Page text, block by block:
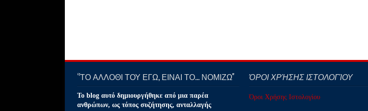
‘’ΤΟ ΑΛΛΟΘΙ ΤΟΥ ΕΓΩ, ΕΙΝΑΙ ΤΟ… ΝΟΜΙΖΩ''
Το blog αυτό δημιουργήθηκε από μια παρέα
ανθρώπων, ως τόπος συζήτησης, ανταλλαγής
ΌΡΟΙ ΧΡΉΣΗΣ ΙΣΤΟΛΟΓΊΟΥ
Όροι Χρήσης Ιστολογίου